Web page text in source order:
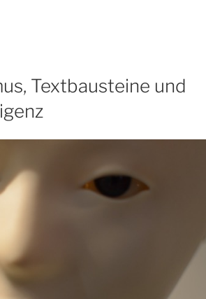
Textbausteine und